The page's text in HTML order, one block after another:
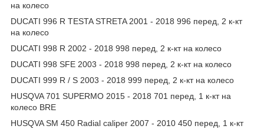
на колесо
DUCATI 996 R TESTA STRETA 2001 - 2018 996 перед, 2 к-кт
на колесо
DUCATI 998 R 2002 - 2018 998 перед, 2 к-кт на колесо
DUCATI 998 SFE 2003 - 2018 998 перед, 2 к-кт на колесо
DUCATI 999 R / S 2003 - 2018 999 перед, 2 к-кт на колесо
HUSQVA 701 SUPERMO 2015 - 2018 701 перед, 1 к-кт на
колесо BRE
HUSQVA SM 450 Radial caliper 2007 - 2010 450 перед, 1 к-кт